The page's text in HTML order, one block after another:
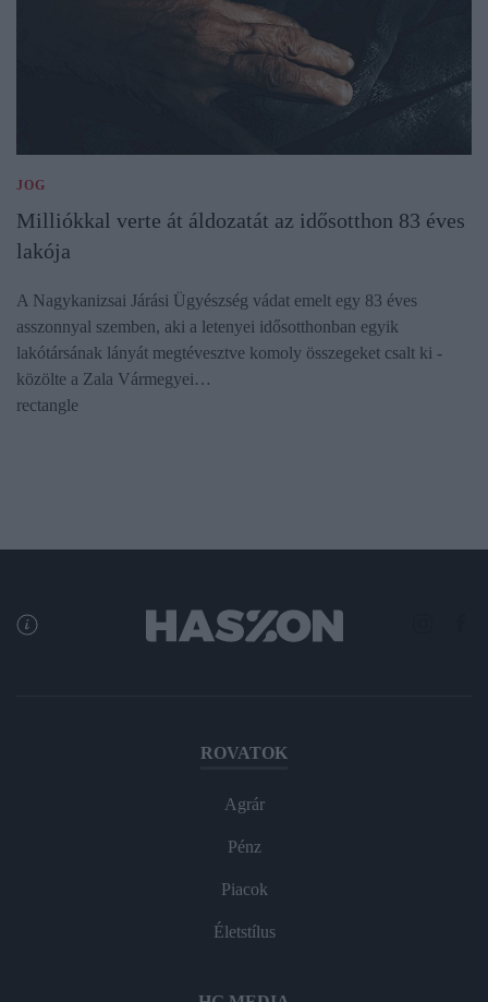
JOG
Milliókkal verte át áldozatát az idősotthon 83 éves
lakója
A Nagykanizsai Járási Ügyészség vádat emelt egy 83 éves
asszonnyal szemben, aki a letenyei idősotthonban egyik
lakótársának lányát megtévesztve komoly összegeket csalt ki -
közölte a Zala Vármegyei…
rectangle
ROVATOK
Agrár
Pénz
Piacok
Életstílus